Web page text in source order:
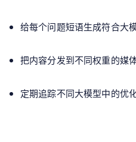
给每个问题短语生成符合大
把内容分发到不同权重的媒
定期追踪不同大模型中的优